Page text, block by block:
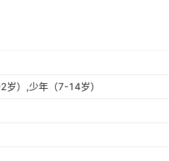
）,少年（7-14岁）